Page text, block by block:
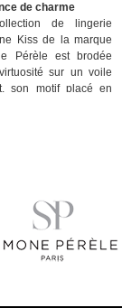
de charme
de lingerie
Kiss de la marque
Pérèle est brodée
sur un voile
son motif placé en
la collection de
féminine Kiss de la
Simone Pérèle vous
féminité et